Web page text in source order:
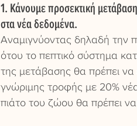
1. Κάνουμε προσεκτική
στα νέα δεδομένα.
Αναμιγνύοντας δηλαδή την
ότου το πεπτικό σύστημα
της μετάβασης θα πρέπει να
γνώριμης τροφής με 20%
πιάτο του ζώου θα πρέπει